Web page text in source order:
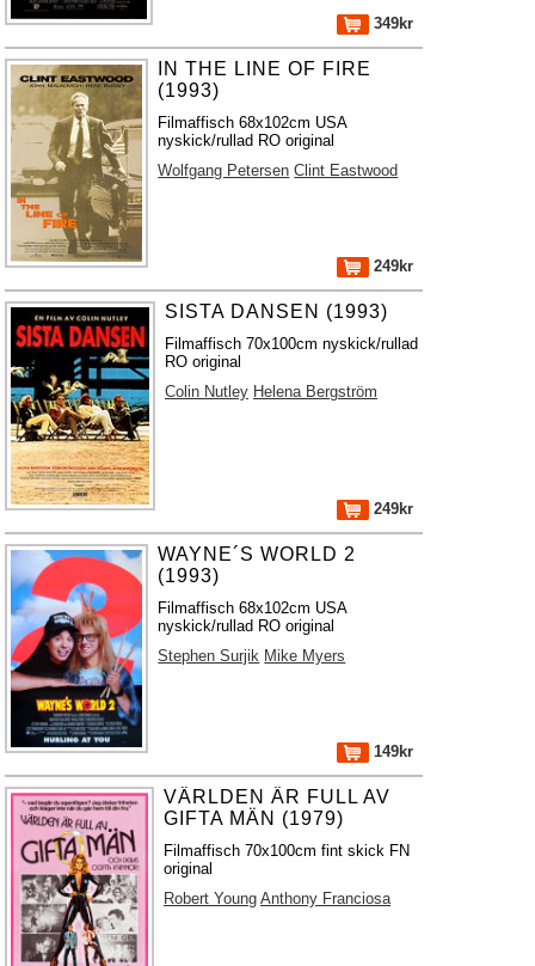
349kr
IN THE LINE OF FIRE
(1993)
Filmaffisch 68x102cm USA
nyskick/rullad RO original
Wolfgang Petersen Clint Eastwood
249kr
SISTA DANSEN (1993)
Filmaffisch 70x100cm nyskick/rullad
RO original
Colin Nutley Helena Bergström
249kr
WAYNE´S WORLD 2
(1993)
Filmaffisch 68x102cm USA
nyskick/rullad RO original
Stephen Surjik Mike Myers
149kr
VÄRLDEN ÄR FULL AV
GIFTA MÄN (1979)
Filmaffisch 70x100cm fint skick FN
original
Robert Young Anthony Franciosa